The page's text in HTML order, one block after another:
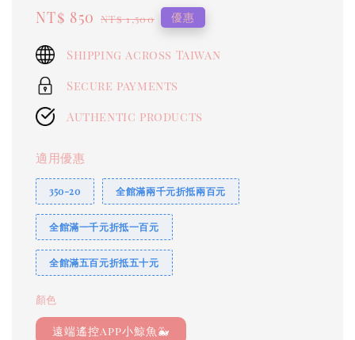
Sale
NT$ 850 Regular
NT$ 1,500 優惠
Shipping across Taiwan
Secure payments
Authentic products
適用優惠
350-20 全館滿兩千元折抵兩百元
全館滿一千元折抵一百元
全館滿五百元折抵五十元
顏色
遠端遙控app小鯨魚🐳